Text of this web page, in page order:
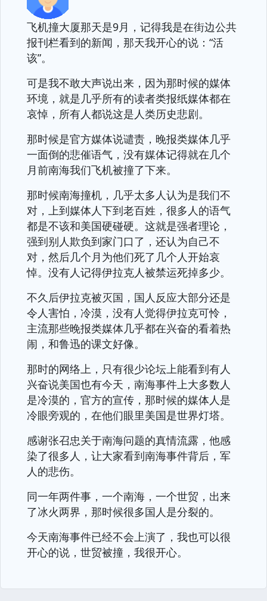
飞机撞大厦那天是9月，记得我是在街边公共
报刊栏看到的新闻，那天我开心的说：“活
该”。
可是我不敢大声说出来，因为那时候的媒体
环境，就是几乎所有的读者类报纸媒体都在
哀悼，所有人都说这是人类历史悲剧。
那时候是官方媒体说谴责，晚报类媒体几乎
一面倒的悲催语气，没有媒体记得就在几个
月前南海我们飞机被撞了下来。
那时候南海撞机，几乎太多人认为是我们不
对，上到媒体人下到老百姓，很多人的语气
都是不该和美国硬碰硬。这就是强者理论，
强到别人欺负到家门口了，还认为自己不
对，然后几个月为他们死了几个人开始哀
悼。没有人记得伊拉克人被禁运死掉多少。
不久后伊拉克被灭国，国人反应大部分还是
令人害怕，冷漠，没有人觉得伊拉克可怜，
主流那些晚报类媒体几乎都在兴奋的看着热
闹，和鲁迅的课文好像。
那时的网络上，只有很少论坛上能看到有人
兴奋说美国也有今天，南海事件上大多数人
是冷漠的，官方的宣传，那时候的媒体人是
冷眼旁观的，在他们眼里美国是世界灯塔。
感谢张召忠关于南海问题的真情流露，他感
染了很多人，让大家看到南海事件背后，军
人的悲伤。
同一年两件事，一个南海，一个世贸，出来
了冰火两界，那时候很多国人是分裂的。
今天南海事件已经不会上演了，我也可以很
开心的说，世贸被撞，我很开心。